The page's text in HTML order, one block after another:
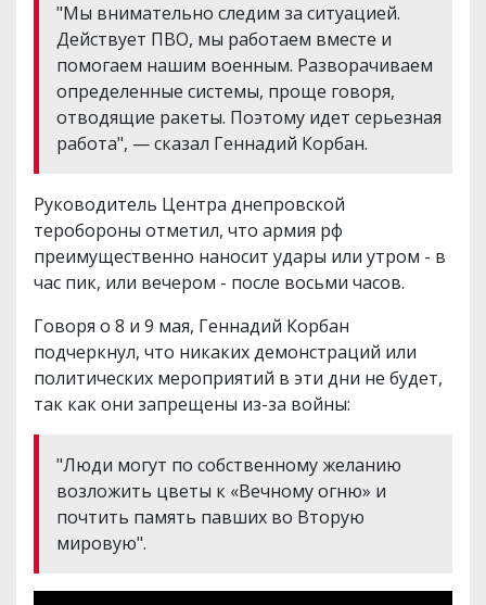
"Мы внимательно следим за ситуацией.
Действует ПВО, мы работаем вместе и
помогаем нашим военным. Разворачиваем
определенные системы, проще говоря,
отводящие ракеты. Поэтому идет серьезная
работа", — сказал Геннадий Корбан.
Руководитель Центра днепровской
теробороны отметил, что армия рф
преимущественно наносит удары или утром - в
час пик, или вечером - после восьми часов.
Говоря о 8 и 9 мая, Геннадий Корбан
подчеркнул, что никаких демонстраций или
политических мероприятий в эти дни не будет,
так как они запрещены из-за войны:
"Люди могут по собственному желанию
возложить цветы к «Вечному огню» и
почтить память павших во Вторую
мировую".